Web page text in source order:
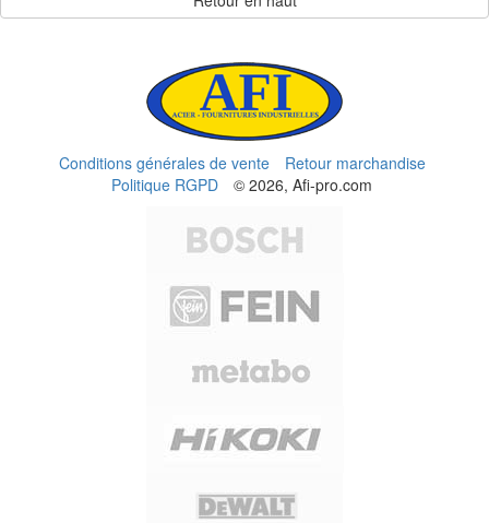
Conditions générales de vente
Retour marchandise
Politique RGPD
© 2026, Afi-pro.com